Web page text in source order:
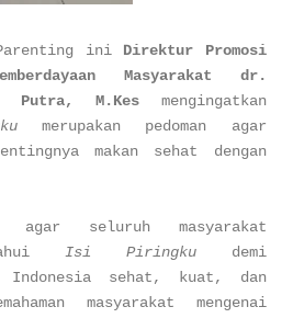
ini Direktur Promosi
Masyarakat dr.
Putra, M.Kesmengingatkan
merupakan pedoman agar
makan sehat dengan
agar seluruh masyarakat
Isi Piringkudemi
Indonesia sehat, kuat, dan
masyarakat mengenai